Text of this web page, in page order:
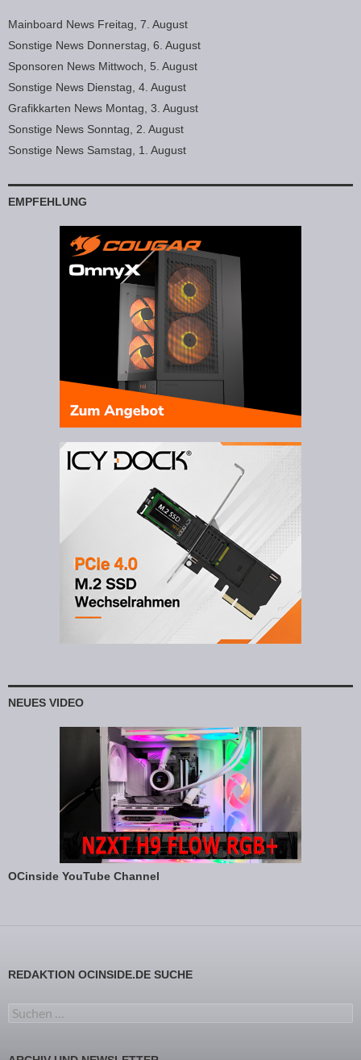
Mainboard News Freitag, 7. August
Sonstige News Donnerstag, 6. August
Sponsoren News Mittwoch, 5. August
Sonstige News Dienstag, 4. August
Grafikkarten News Montag, 3. August
Sonstige News Sonntag, 2. August
Sonstige News Samstag, 1. August
EMPFEHLUNG
NEUES VIDEO
OCinside YouTube Channel
REDAKTION OCINSIDE.DE SUCHE
Suchen nach: